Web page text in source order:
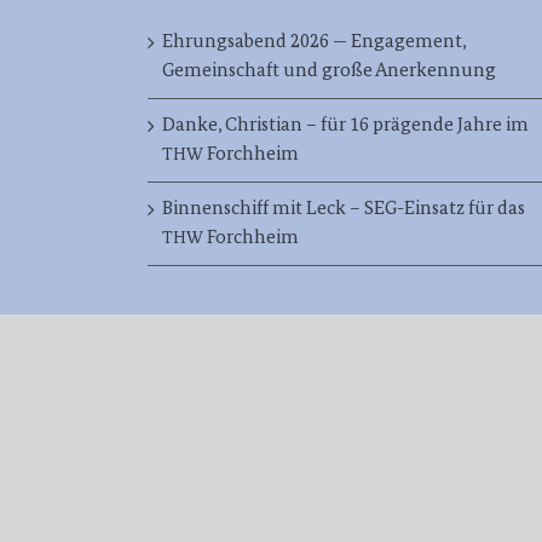
Ehrungsabend 2026 — Engagement,
Gemeinschaft und große Anerkennung
Danke, Christian – für 16 prägende Jahre im
THW Forchheim
Binnenschiff mit Leck – SEG-Einsatz für das
THW Forchheim